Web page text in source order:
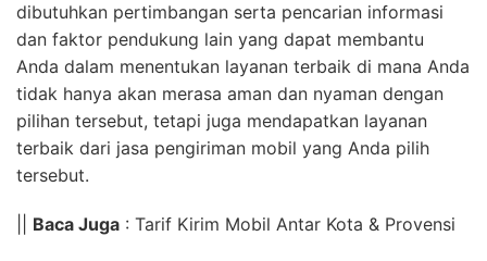
dibutuhkan pertimbangan serta pencarian informasi
dan faktor pendukung lain yang dapat membantu
Anda dalam menentukan layanan terbaik di mana Anda
tidak hanya akan merasa aman dan nyaman dengan
pilihan tersebut, tetapi juga mendapatkan layanan
terbaik dari jasa pengiriman mobil yang Anda pilih
tersebut.
Baca Juga : Tarif Kirim Mobil Antar Kota & Provensi